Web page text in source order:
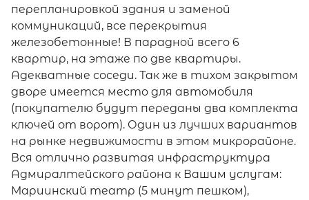
перепланировкой здания и заменой
коммуникаций, все перекрытия
железобетонные! В парадной всего 6
квартир, на этаже по две квартиры.
Адекватные соседи. Так же в тихом закрытом
дворе имеется место для автомобиля
(покупателю будут переданы два комплекта
ключей от ворот). Один из лучших вариантов
на рынке недвижимости в этом микрорайоне.
Вся отлично развитая инфраструктура
Адмиралтейского района к Вашим услугам:
Мариинский театр (5 минут пешком),